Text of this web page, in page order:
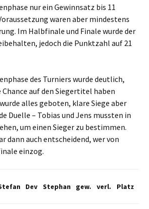
nur ein Gewinnsatz bis 11
waren aber mindestens
Im Halbfinale und Finale wurde der
jedoch die Punktzahl auf 21
des Turniers wurde deutlich,
auf den Siegertitel haben
alles geboten, klare Siege aber
Duelle – Tobias und Jens mussten in
um einen Sieger zu bestimmen.
dann auch entscheidend, wer von
einzog.
Dev Stephan gew. verl. Platz